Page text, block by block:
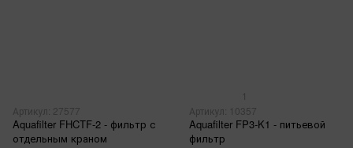
Артикул: 27577
Aquafilter FHCTF-2 - фильтр с
отдельным краном
1
Артикул: 10357
Aquafilter FP3-K1 - питьевой
фильтр